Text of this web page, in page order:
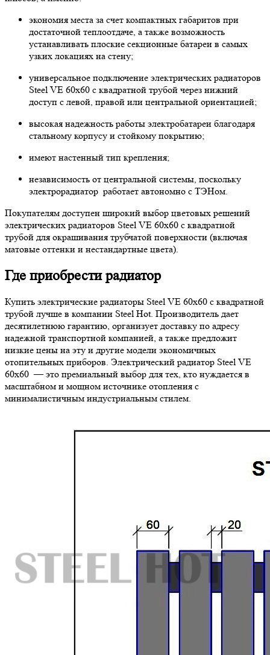
экономия места за счет компактных габаритов при
достаточной теплоотдаче, а также возможность
устанавливать плоские секционные батареи в самых
узких локациях на стену;
универсальное подключение электрических радиаторов
Steel VE 60х60 с квадратной трубой через нижний
доступ с левой, правой или центральной ориентацией;
высокая надежность работы электробатареи благодаря
стальному корпусу и стойкому покрытию;
имеют настенный тип крепления;
независимость от центральной системы, поскольку
электрорадиатор работает автономно с ТЭНом.
Покупателям доступен широкий выбор цветовых решений
электрических радиаторов Steel VE 60х60 с квадратной
трубой для окрашивания трубчатой поверхности (включая
матовые оттенки и нестандартные цвета).
Где приобрести радиатор
Купить электрические радиаторы Steel VE 60х60 с квадратной
трубой лучше в компании Steel Hot. Производитель дает
десятилетнюю гарантию, организует доставку по адресу
надежной транспортной компанией, а также предложит
низкие цены на эту и другие модели экономичных
отопительных приборов. Электрический радиатор Steel VE
60х60 — это премиальный выбор для тех, кто нуждается в
масштабном и мощном источнике отопления с
минималистичным индустриальным стилем.